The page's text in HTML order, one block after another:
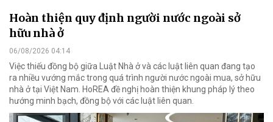
Hoàn thiện quy định người nước ngoài sở
hữu nhà ở
06/08/2026 04:14
Việc thiếu đồng bộ giữa Luật Nhà ở và các luật liên quan đang tạo
ra nhiều vướng mắc trong quá trình người nước ngoài mua, sở hữu
nhà ở tại Việt Nam. HoREA đề nghị hoàn thiện khung pháp lý theo
hướng minh bạch, đồng bộ với các luật liên quan.